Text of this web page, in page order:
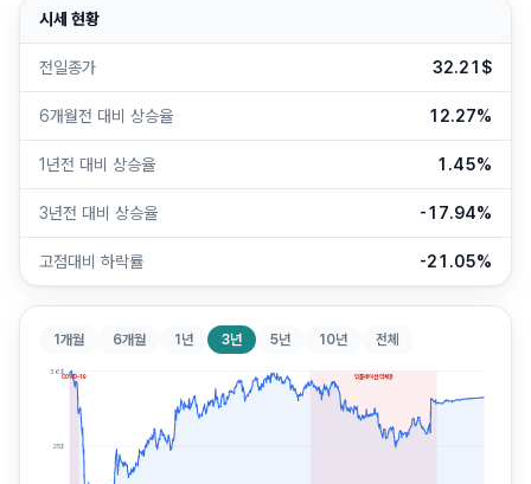
시세 현황
전일종가 32.21$
6개월전 대비 상승율 12.27%
1년전 대비 상승율 1.45%
3년전 대비 상승율 -17.94%
고점대비 하락률 -21.05%
1개월 6개월 1년 3년 5년 10년 전체
COVID-19 인플레이션 약세장
36$
25$